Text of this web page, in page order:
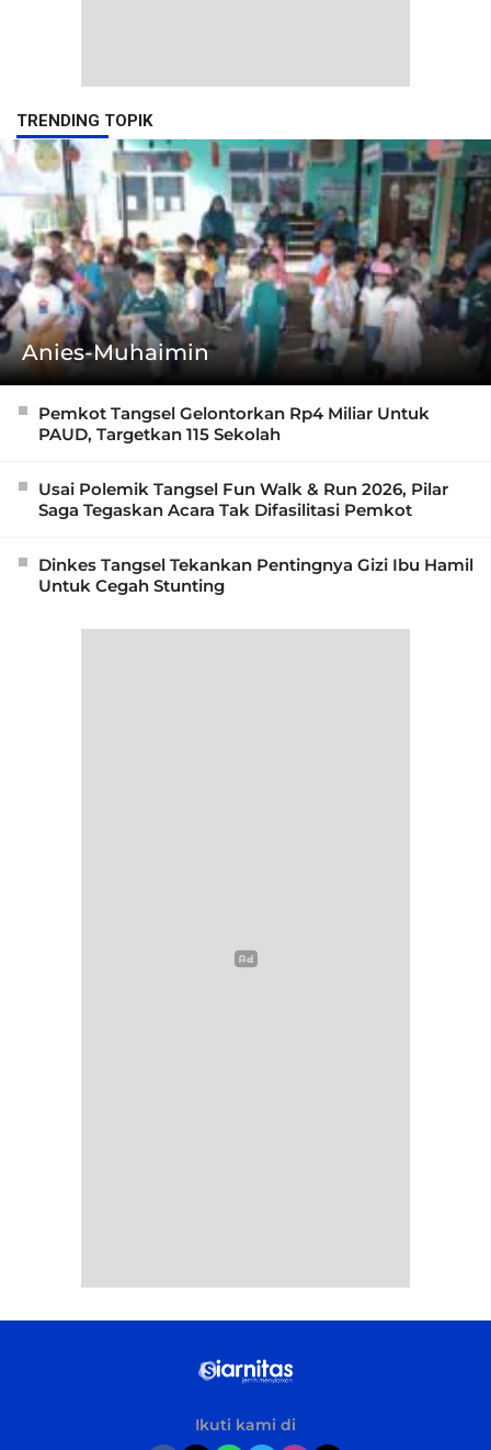
TRENDING TOPIK
Anies-Muhaimin
Pemkot Tangsel Gelontorkan Rp4 Miliar Untuk
PAUD, Targetkan 115 Sekolah
Usai Polemik Tangsel Fun Walk & Run 2026, Pilar
Saga Tegaskan Acara Tak Difasilitasi Pemkot
Dinkes Tangsel Tekankan Pentingnya Gizi Ibu Hamil
Untuk Cegah Stunting
Ikuti kami di